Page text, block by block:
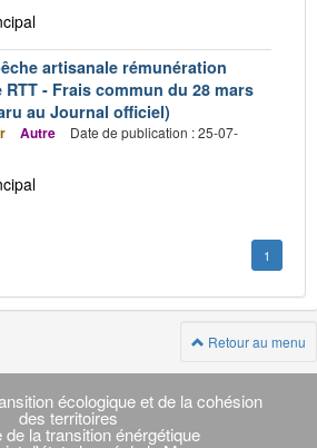
artisanale rémunération
- Frais commun du 28 mars
au Journal officiel)
Autre
Date de publication : 25-07-
1
Retour au menu
écologique et de la cohésion
des territoires
de la transition énérgétique